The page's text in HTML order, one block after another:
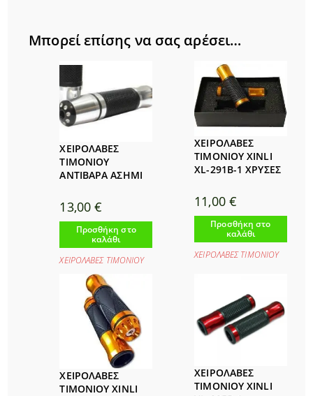
Μπορεί επίσης να σας αρέσει…
ΧΕΙΡΟΛΑΒΕΣ
ΤΙΜΟΝΙΟΥ
ΑΝΤΙΒΑΡΑ ΑΣΗΜΙ
13,00€
Προσθήκη στο
καλάθι
ΧΕΙΡΟΛΑΒΕΣ ΤΙΜΟΝΙΟΥ
ΧΕΙΡΟΛΑΒΕΣ
ΤΙΜΟΝΙΟΥ XINLI
XL-291B-1 ΧΡΥΣΕΣ
11,00 €
Προσθήκη στο
καλάθι
ΧΕΙΡΟΛΑΒΕΣ ΤΙΜΟΝΙΟΥ
ΧΕΙΡΟΛΑΒΕΣ
ΤΙΜΟΝΙΟΥ XINLI
ΧΕΙΡΟΛΑΒΕΣ
ΤΙΜΟΝΙΟΥ XINLI